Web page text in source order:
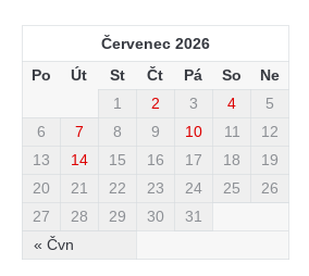
Červenec 2026
Po
Út St Čt Pá So Ne
« Čvn
1 2 3 4
5
6
7 8 9 10 11
12
13
14 15 16 17 18
19
20
21 22 23 24 25
26
27
28 29 30 31